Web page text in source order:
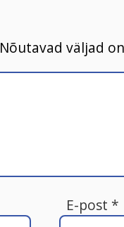
Nõutavad väljad
E-post *